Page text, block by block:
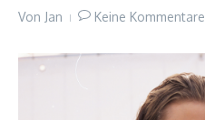
Von Jan Keine Kommentare